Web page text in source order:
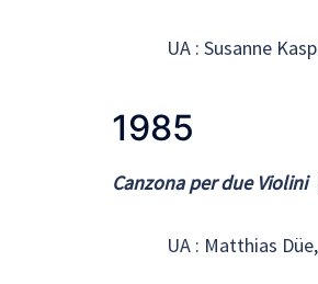
UA : Susanne
1985
Canzona per due Violini
UA : Matthias